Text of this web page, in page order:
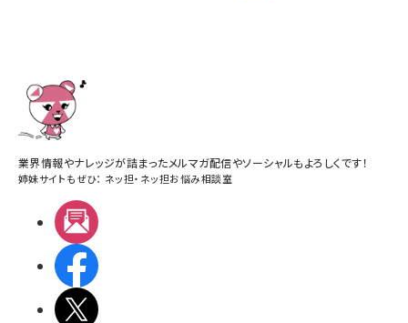
業界情報やナレッジが詰まったメルマガ配信やソーシャルもよろしくです！
姉妹サイトもぜひ： ネッ担・ ネッ担お悩み相談室